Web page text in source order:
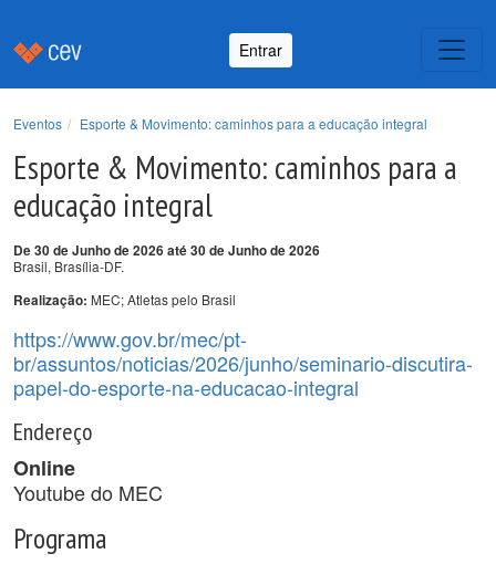
Entrar
Eventos Esporte & Movimento: caminhos para a educação integral
Esporte & Movimento: caminhos para a
educação integral
De 30 de Junho de 2026 até 30 de Junho de 2026
Brasil, Brasília-DF.
Realização: MEC; Atletas pelo Brasil
https://www.gov.br/mec/pt-
br/assuntos/noticias/2026/junho/seminario-discutira-
papel-do-esporte-na-educacao-integral
Endereço
Online
Youtube do MEC
Programa